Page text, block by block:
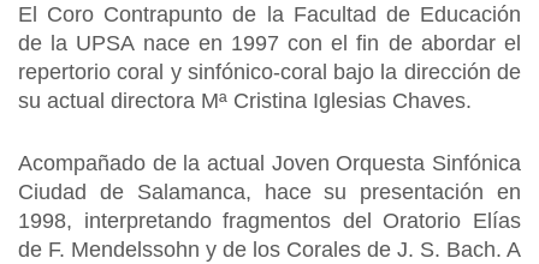
El Coro Contrapunto de la Facultad de Educación
de la UPSA nace en 1997 con el fin de abordar el
repertorio coral y sinfónico-coral bajo la dirección de
su actual directora Mª Cristina Iglesias Chaves.
Acompañado de la actual Joven Orquesta Sinfónica
Ciudad de Salamanca, hace su presentación en
1998, interpretando fragmentos del Oratorio Elías
de F. Mendelssohn y de los Corales de J. S. Bach. A